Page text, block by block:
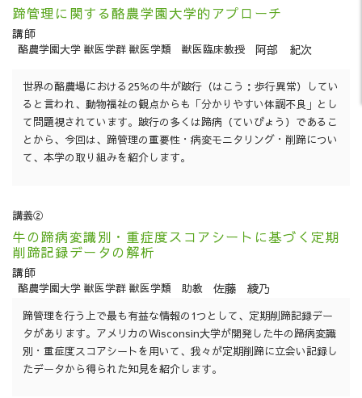
蹄管理に関する酪農学園大学的アプローチ
講師
酪農学園大学 獣医学群 獣医学類 獣医臨床教授 阿部 紀次
世界の酪農場における25％の牛が跛行（はこう：歩行異常）してい
ると言われ、動物福祉の観点からも「分かりやすい体調不良」とし
て問題視されています。跛行の多くは蹄病（ていびょう）であるこ
とから、今回は、蹄管理の重要性・病変モニタリング・削蹄につい
て、本学の取り組みを紹介します。
講義②
牛の蹄病変識別・重症度スコアシートに基づく定期
削蹄記録データの解析
講師
酪農学園大学 獣医学群 獣医学類 助教 佐藤 綾乃
蹄管理を行う上で最も有益な情報の1つとして、定期削蹄記録デー
タがあります。アメリカのWisconsin大学が開発した牛の蹄病変識
別・重症度スコアシートを用いて、我々が定期削蹄に立会い記録し
たデータから得られた知見を紹介します。